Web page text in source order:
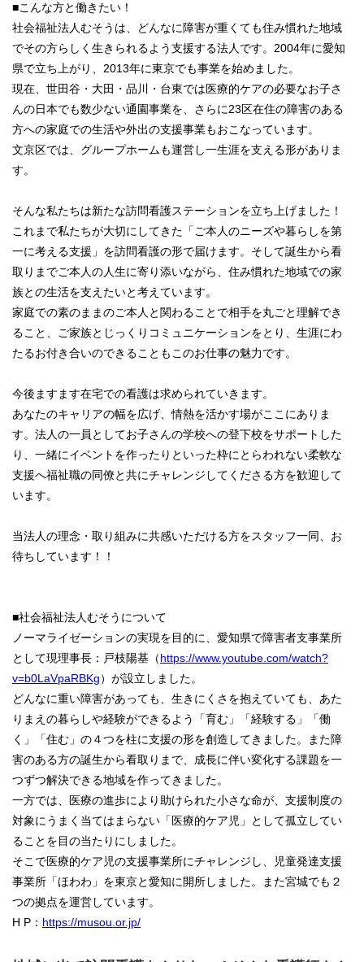
■こんな方と働きたい！
社会福祉法人むそうは、どんなに障害が重くても住み慣れた地域
でその方らしく生きられるよう支援する法人です。2004年に愛知
県で立ち上がり、2013年に東京でも事業を始めました。
現在、世田谷・大田・品川・台東では医療的ケアの必要なお子さ
んの日本でも数少ない通園事業を、さらに23区在住の障害のある
方への家庭での生活や外出の支援事業もおこなっています。
文京区では、グループホームも運営し一生涯を支える形がありま
す。
そんな私たちは新たな訪問看護ステーションを立ち上げました！
これまで私たちが大切にしてきた「ご本人のニーズや暮らしを第
一に考える支援」を訪問看護の形で届けます。そして誕生から看
取りまでご本人の人生に寄り添いながら、住み慣れた地域での家
族との生活を支えたいと考えています。
家庭での素のままのご本人と関わることで相手を丸ごと理解でき
ること、ご家族とじっくりコミュニケーションをとり、生涯にわ
たるお付き合いのできることもこのお仕事の魅力です。
今後ますます在宅での看護は求められていきます。
あなたのキャリアの幅を広げ、情熱を活かす場がここにありま
す。法人の一員としてお子さんの学校への登下校をサポートした
り、一緒にイベントを作ったりといった枠にとらわれない柔軟な
支援へ福祉職の同僚と共にチャレンジしてくださる方を歓迎して
います。
当法人の理念・取り組みに共感いただける方をスタッフ一同、お
待ちしています！！
■社会福祉法人むそうについて
ノーマライゼーションの実現を目的に、愛知県で障害者支事業所
として現理事長：戸枝陽基（https://www.youtube.com/watch?
v=b0LaVpaRBKg）が設立しました。
どんなに重い障害があっても、生きにくさを抱えていても、あた
りまえの暮らしや経験ができるよう「育む」「経験する」「働
く」「住む」の４つを柱に支援の形を創造してきました。また障
害のある方の誕生から看取りまで、成長に伴い変化する課題を一
つずつ解決できる地域を作ってきました。
一方では、医療の進歩により助けられた小さな命が、支援制度の
対象にうまく当てはまらない「医療的ケア児」として孤立してい
ることを目の当たりにしました。
そこで医療的ケア児の支援事業所にチャレンジし、児童発達支援
事業所「ほわわ」を東京と愛知に開所しました。また宮城でも２
つの拠点を運営しています。
H P： https://musou.or.jp/